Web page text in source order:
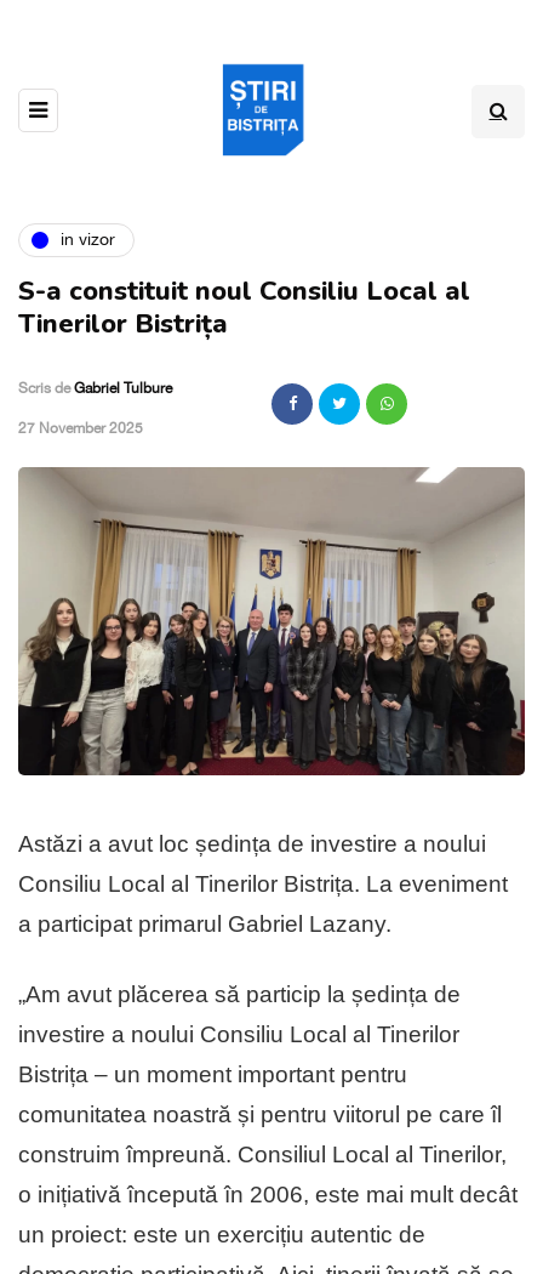
in vizor
S-a constituit noul Consiliu Local al
Tinerilor Bistrița
Scris deGabriel Tulbure
,27 November 2025
Astăzi a avut loc ședința de investire a noului
Consiliu Local al Tinerilor Bistrița. La eveniment
a participat primarul Gabriel Lazany.
„Am avut plăcerea să particip la ședința de
investire a noului Consiliu Local al Tinerilor
Bistrița – un moment important pentru
comunitatea noastră și pentru viitorul pe care îl
construim împreună. Consiliul Local al Tinerilor,
o inițiativă începută în 2006, este mai mult decât
un proiect: este un exercițiu autentic de